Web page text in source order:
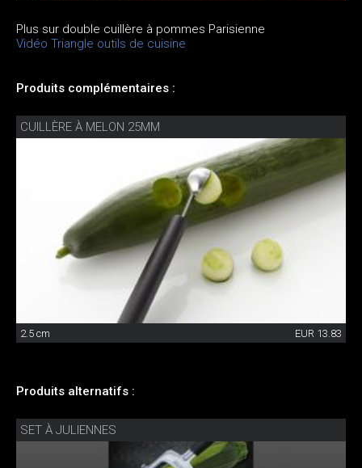
Plus sur double cuillère à pommes Parisienne
Vidéo Triangle outils de cuisine
Produits complémentaires :
CUILLÈRE À MELON 25MM
2.5 cm EUR 13.83
Produits alternatifs :
SET À JULIENNES